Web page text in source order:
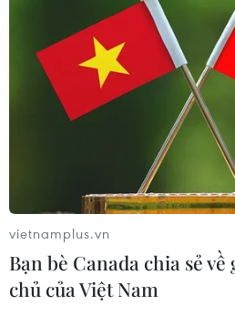
Galaxy Z Fold 8 vượt
Ultra, trở thành 'át chủ bài'
tại Việt Nam?
09/08/2026 04:14
Thái Lan tăng cường quản lý
riêng cuối vụ nhằm giảm áp
cung
09/08/2026 00:58
Giá lương thực thế giới tăng
vietnamplus.vn
Bạn bè Canada chia sẻ
chủ của Việt Nam